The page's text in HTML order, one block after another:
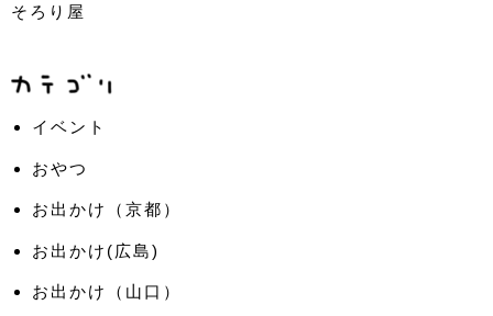
そろり屋
イベント
おやつ
お出かけ（京都）
お出かけ(広島)
お出かけ（山口）